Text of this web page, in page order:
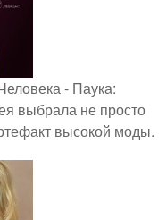
- Паука:
выбрала не просто
высокой моды.